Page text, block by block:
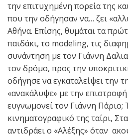
την επιτυχημένη πορεία της
που την οδήγησαν να… ζει
Αθήνα. Επίσης, θυμάται τα
παιδάκι, το modeling, τις
συνάντηση με τον Γιάννη
τον δρόμο, προς την
οδήγησε να εγκαταλείψει την
«ανακάλυψε» με την
ευγνωμονεί τον Γιάννη Πάριο;
κινηματογραφικό της ταίρι,
αντιδράει ο «Αλέξης» όταν